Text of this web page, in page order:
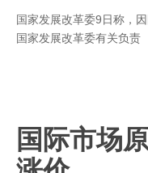
国家发展改革委9日称，
国家发展改革委有关负责
国际市场